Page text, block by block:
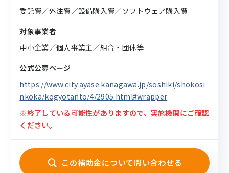
委託費／外注費／設備購入費／ソフトウェア購入費
対象事業者
中小企業／個人事業主／組合・団体等
公式公募ページ
https://www.city.ayase.kanagawa.jp/soshiki/shokosi
nkoka/kogyotanto/4/2905.html#wrapper
※終了している可能性がありますので、実施機関にご確認
ください。
この補助金について問い合わせる